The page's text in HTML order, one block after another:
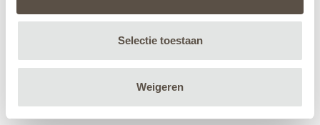
Selectie toestaan
Weigeren